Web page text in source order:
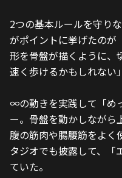
2つの基本ルールを守り
がポイントに挙げたの
形を骨盤が描くように、
速く歩けるかもしれない
∞の動きを実践して「め
ー。骨盤を動かしながら
腹の筋肉や腸腰筋をよく
タジオでも披露して、「
ていた。